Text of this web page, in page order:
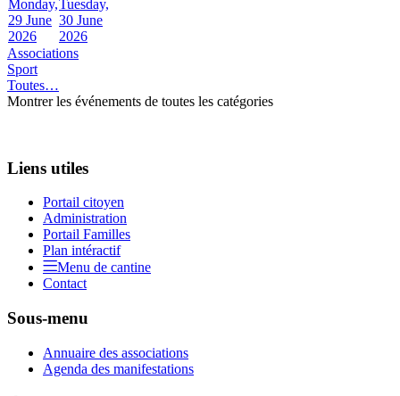
Monday,
29 June
2026
Tuesday,
30 June
2026
Associations
Sport
Toutes…
Montrer les événements de toutes les catégories
Liens utiles
Portail citoyen
Administration
Portail Familles
Plan intéractif
Menu de cantine
Contact
Sous-menu
Annuaire des associations
Agenda des manifestations